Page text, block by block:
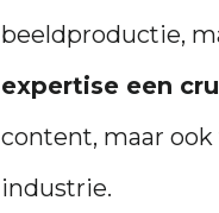
beeldproductie,
expertise een
content, maar
industrie.